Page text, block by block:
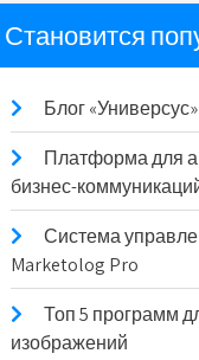
Становится
Блог
Платформа для
бизнес-
Система
Marketolog Pro
Топ 5 программ
изображений